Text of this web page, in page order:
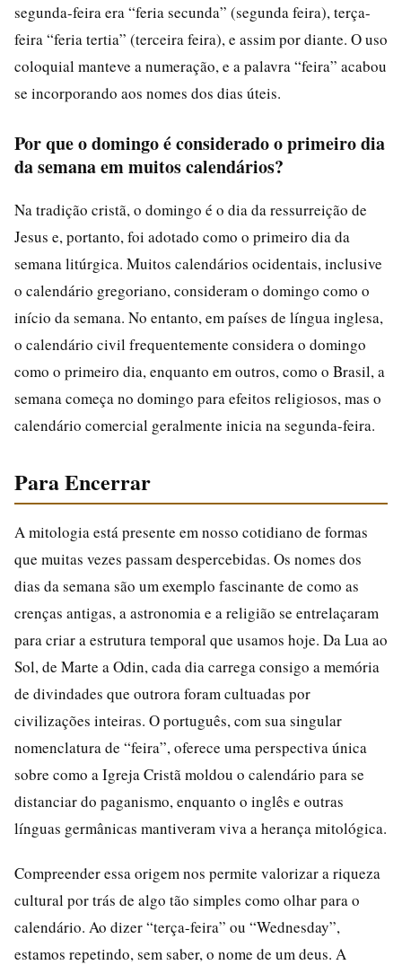
segunda-feira era “feria secunda” (segunda feira), terça-
feira “feria tertia” (terceira feira), e assim por diante. O uso
coloquial manteve a numeração, e a palavra “feira” acabou
se incorporando aos nomes dos dias úteis.
Por que o domingo é considerado o primeiro dia
da semana em muitos calendários?
Na tradição cristã, o domingo é o dia da ressurreição de
Jesus e, portanto, foi adotado como o primeiro dia da
semana litúrgica. Muitos calendários ocidentais, inclusive
o calendário gregoriano, consideram o domingo como o
início da semana. No entanto, em países de língua inglesa,
o calendário civil frequentemente considera o domingo
como o primeiro dia, enquanto em outros, como o Brasil, a
semana começa no domingo para efeitos religiosos, mas o
calendário comercial geralmente inicia na segunda-feira.
Para Encerrar
A mitologia está presente em nosso cotidiano de formas
que muitas vezes passam despercebidas. Os nomes dos
dias da semana são um exemplo fascinante de como as
crenças antigas, a astronomia e a religião se entrelaçaram
para criar a estrutura temporal que usamos hoje. Da Lua ao
Sol, de Marte a Odin, cada dia carrega consigo a memória
de divindades que outrora foram cultuadas por
civilizações inteiras. O português, com sua singular
nomenclatura de “feira”, oferece uma perspectiva única
sobre como a Igreja Cristã moldou o calendário para se
distanciar do paganismo, enquanto o inglês e outras
línguas germânicas mantiveram viva a herança mitológica.
Compreender essa origem nos permite valorizar a riqueza
cultural por trás de algo tão simples como olhar para o
calendário. Ao dizer “terça-feira” ou “Wednesday”,
estamos repetindo, sem saber, o nome de um deus. A